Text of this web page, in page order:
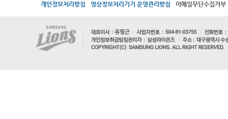
개인정보처리방침 영상정보처리기기 운영관리방침 이메일무단수집거부